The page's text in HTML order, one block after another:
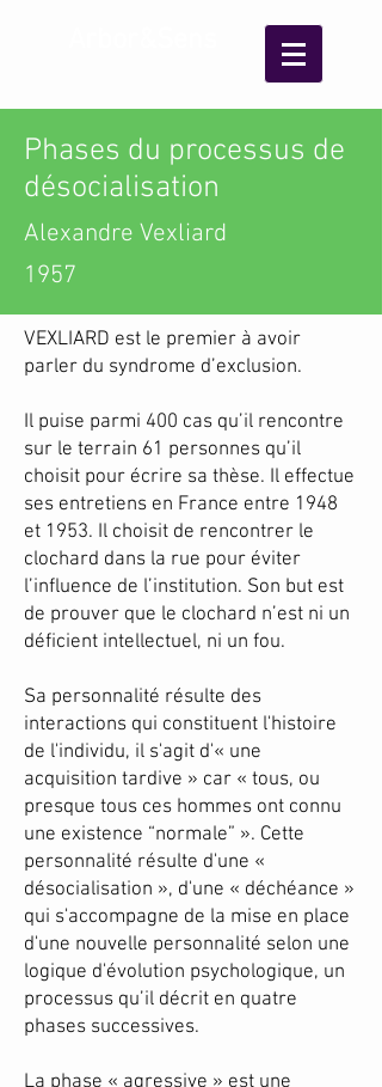
Phases du processus de
désocialisation
Alexandre Vexliard
1957
VEXLIARD est le premier à avoir
parler du syndrome d’exclusion.
Il puise parmi 400 cas qu’il rencontre
sur le terrain 61 personnes qu’il
choisit pour écrire sa thèse. Il effectue
ses entretiens en France entre 1948
et 1953. Il choisit de rencontrer le
clochard dans la rue pour éviter
l’influence de l’institution. Son but est
de prouver que le clochard n’est ni un
déficient intellectuel, ni un fou.
Sa personnalité résulte des
interactions qui constituent l'histoire
de l'individu, il s'agit d'« une
acquisition tardive » car « tous, ou
presque tous ces hommes ont connu
une existence “normale” ». Cette
personnalité résulte d'une «
désocialisation », d'une « déchéance »
qui s'accompagne de la mise en place
d'une nouvelle personnalité selon une
logique d'évolution psychologique, un
processus qu’il décrit en quatre
phases successives.
La phase « agressive » est une